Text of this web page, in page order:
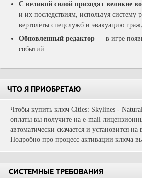
С великой силой приходят великие
и их последствиям, используя систему
вертолёты спецслужб и эвакуацию
Обновленный редактор — в игре
событий.
ЧТО Я ПРИОБРЕТАЮ
Чтобы купить ключ Cities: Skylines -
оплаты вы получите на e-mail
автоматически скачается и установится
Подробно про процесс активации ключа
СИСТЕМНЫЕ ТРЕБОВАНИЯ